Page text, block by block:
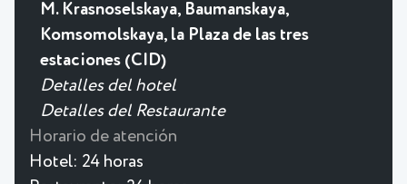
M. Krasnoselskaya, Baumanskaya,
Komsomolskaya, la Plaza de las tres
estaciones (CID)
Detalles del hotel
Detalles del Restaurante
Horario de atención
Hotel: 24 horas